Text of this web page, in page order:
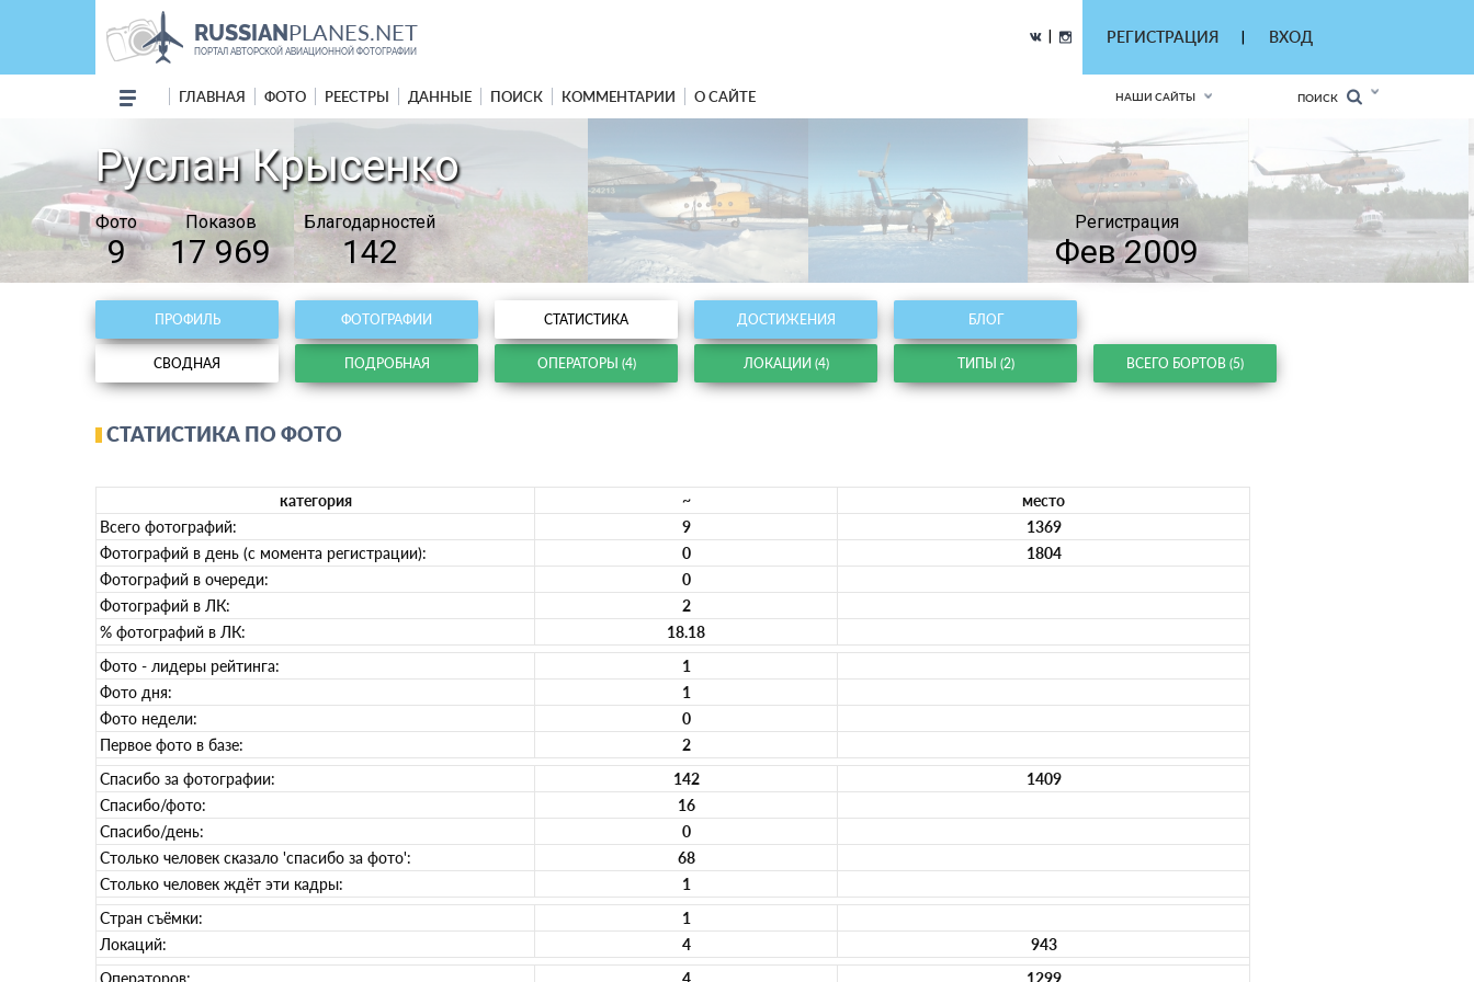
RUSSIANPLANES.NET
ПОРТАЛ АВТОРСКОЙ АВИАЦИОННОЙ ФОТОГРАФИИ
РЕГИСТРАЦИЯ ВХОД
ГЛАВНАЯ ФОТО РЕЕСТРЫ ДАННЫЕ ПОИСК КОММЕНТАРИИ О САЙТЕ НАШИ САЙТЫ ПОИСК
Руслан Крысенко
Фото
9
Показов
17 969
Благодарностей
142
Регистрация
Фев 2009
ПРОФИЛЬ ФОТОГРАФИИ СТАТИСТИКА ДОСТИЖЕНИЯ БЛОГ
СВОДНАЯ ПОДРОБНАЯ ОПЕРАТОРЫ (4) ЛОКАЦИИ (4) ТИПЫ (2) ВСЕГО БОРТОВ (5)
СТАТИСТИКА ПО ФОТО
категория ~
место
Всего фотографий:
9
1369
Фотографий в день (с момента регистрации):
0
1804
Фотографий в очереди:
0
Фотографий в ЛК:
2
% фотографий в ЛК:
18.18
Фото - лидеры рейтинга:
1
Фото дня:
1
Фото недели:
0
Первое фото в базе:
2
Спасибо за фотографии:
142
1409
Спасибо/фото:
16
Спасибо/день:
0
Столько человек сказало 'спасибо за фото':
68
Столько человек ждёт эти кадры:
1
Стран съёмки:
1
Локаций:
4
943
Операторов:
4 1299